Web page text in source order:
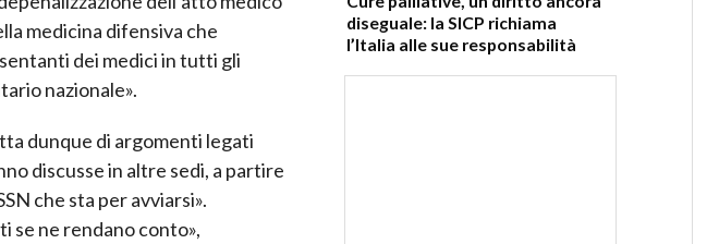
medicina difensiva che
dei medici in tutti gli
nazionale».
dunque di argomenti legati
discusse in altre sedi, a partire
che sta per avviarsi».
se ne rendano conto»,
diseguale: la SICP richiama
l’Italia alle sue responsabilità